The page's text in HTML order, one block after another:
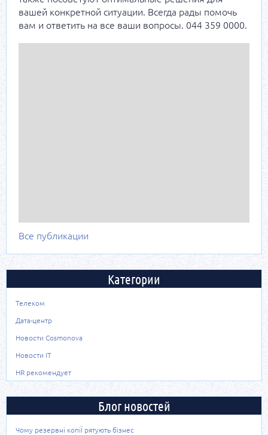
вашей конкретной ситуации. Всегда рады помочь
вам и ответить на все ваши вопросы. 044 359 0000.
Все публикации
Категории
Телеком
Дата-центр
Новости Cosmonova
Новости IТ
HR рекомендует
Блог новостей
Чому резервні копіЇ рятують бізнес